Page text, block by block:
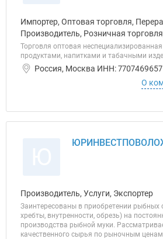
Импортер, Оптовая торговля,
Производитель, Розничная
Торговля оптовая
продуктами, напитками и табачными
Россия, Москва ИНН: 7707469657
О
Производитель, Услуги, Экспортер
Заинтересованы в приобретении рыбных
хребты, внутренности, обрезь) на
производства рыбной муки.
качественного сырья по рыночным